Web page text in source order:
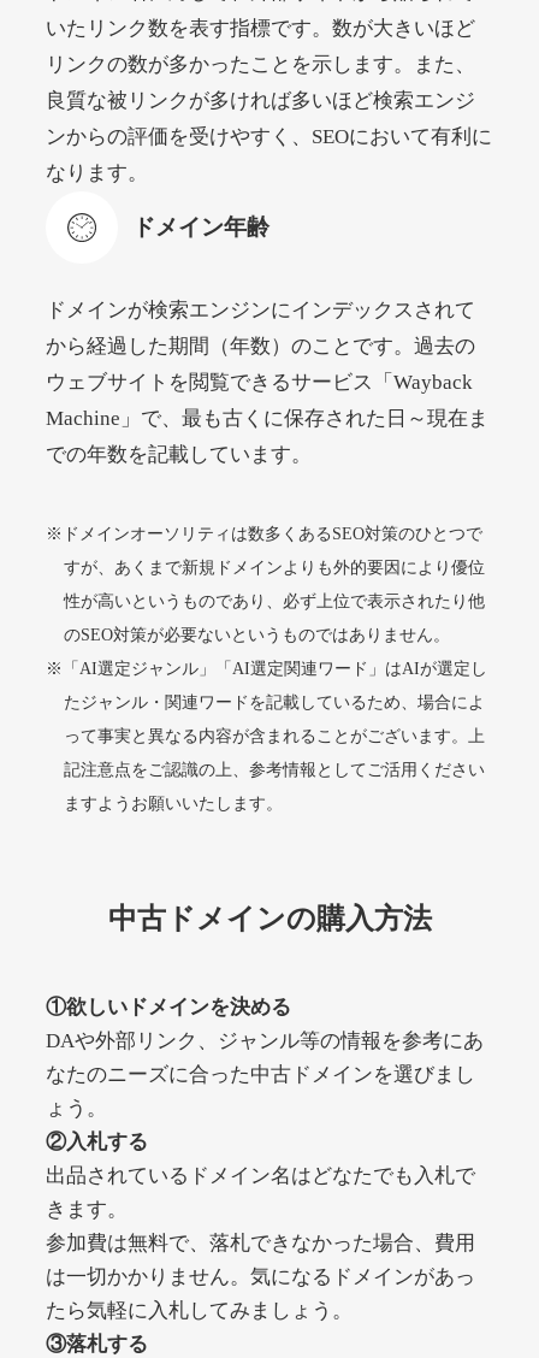
beamie.jp
ジャンルエンターテイメント
DA 52 外部リンク数
4,200円
詳細を見る
themusicnotebook.com
DA52 392
詳細を見る
alprostadil-br.info
ジャンルその他
DA51 外部リンク数 1202 ドメイン年齢1年
入札 0件
詳細を見る
10,800円 入札 0件
debtconsolidationorg.info
ジャンル
DA49 外部リンク数389 ドメイン年齢1年
10,800円 入札 0件
いたリンク数を表す指標です。数が大きいほど
リンクの数が多かったことを示します。また、
良質な被リンクが多ければ多いほど検索エンジ
ンからの評価を受けやすく、SEOにおいて有利に
なります。
ドメイン年齢
ドメインが検索エンジンにインデックスされて
から経過した期間（年数）のことです。過去の
ウェブサイトを閲覧できるサービス「Wayback
Machine」で、最も古くに保存された日～現在ま
での年数を記載しています。
※ドメインオーソリティは数多くあるSEO対策のひとつで
すが、あくまで新規ドメインよりも外的要因により優位
性が高いというものであり、必ず上位で表示されたり他
のSEO対策が必要ないというものではありません。
※「AI選定ジャンル」「AI選定関連ワード」はAIが選定し
たジャンル・関連ワードを記載しているため、場合によ
って事実と異なる内容が含まれることがございます。上
記注意点をご認識の上、参考情報としてご活用ください
ますようお願いいたします。
中古ドメインの購入方法
①欲しいドメインを決める
DAや外部リンク、ジャンル等の情報を参考にあ
なたのニーズに合った中古ドメインを選びまし
ょう。
②入札する
出品されているドメイン名はどなたでも入札で
きます。
参加費は無料で、落札できなかった場合、費用
は一切かかりません。気になるドメインがあっ
たら気軽に入札してみましょう。
③落札する